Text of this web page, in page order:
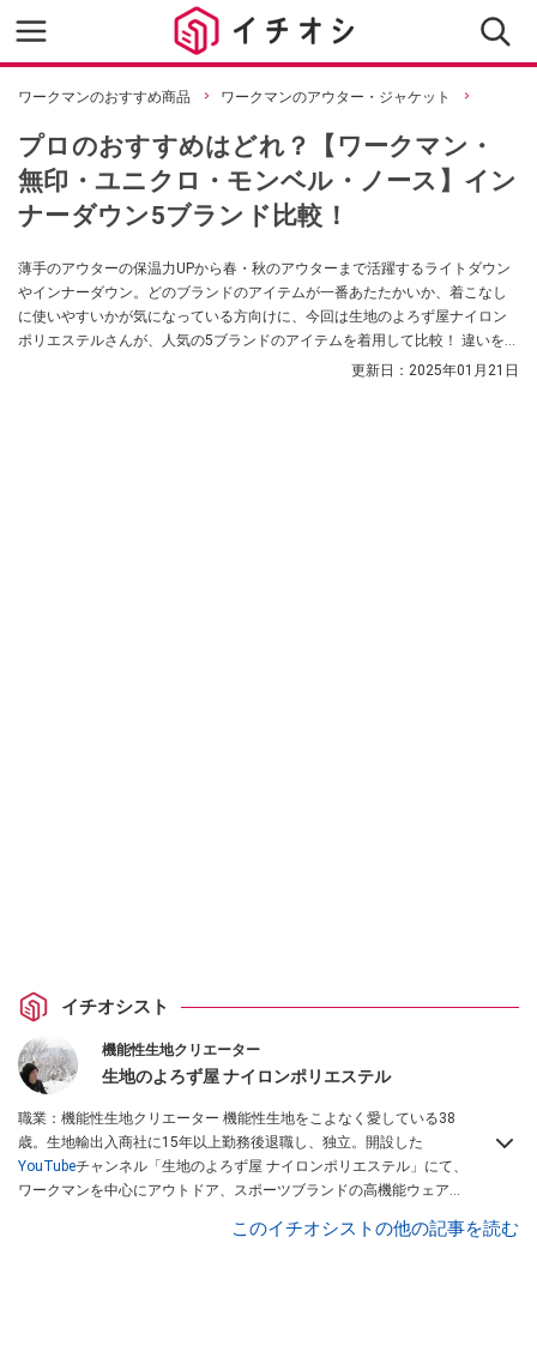
ワークマンのおすすめ商品 ワークマンのアウター・ジャケット
プロのおすすめはどれ？【ワークマン・
無印・ユニクロ・モンベル・ノース】イン
ナーダウン5ブランド比較！
薄手のアウターの保温力UPから春・秋のアウターまで活躍するライトダウン
やインナーダウン。どのブランドのアイテムが一番あたたかいか、着こなし
に使いやすいかが気になっている方向けに、今回は生地のよろず屋ナイロン
ポリエステルさんが、人気の5ブランドのアイテムを着用して比較！ 違いを解
説してくれました。ぜひ購入時の参考にしてみてください。
更新日： 2025年01月21日
イチオシスト
機能性生地クリエーター
生地のよろず屋 ナイロンポリエステル
職業：機能性生地クリエーター 機能性生地をこよなく愛している38
歳。生地輸出入商社に15年以上勤務後退職し、独立。開設した
YouTubeチャンネル「生地のよろず屋 ナイロンポリエステル」にて、
ワークマンを中心にアウトドア、スポーツブランドの高機能ウェアを
このイチオシストの他の記事を読む